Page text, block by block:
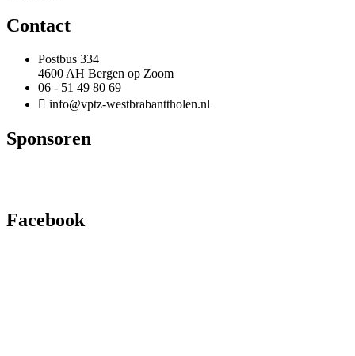
Contact
Postbus 334
4600 AH Bergen op Zoom
06 - 51 49 80 69
info@vptz-westbrabanttholen.nl
Sponsoren
Facebook